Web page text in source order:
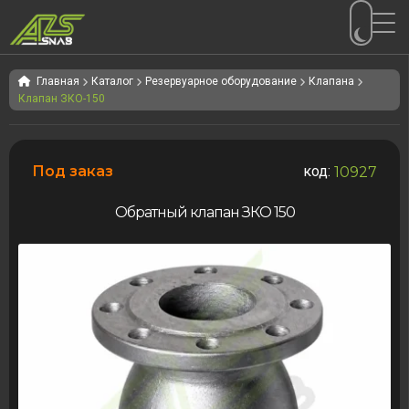
Перейти
к
навигации
Перейти
к
содержимому
Главная Каталог Резервуарное оборудование
Клапана
Клапан ЗКО-150
Под заказ код: 10927
Обратный клапан ЗКО 150